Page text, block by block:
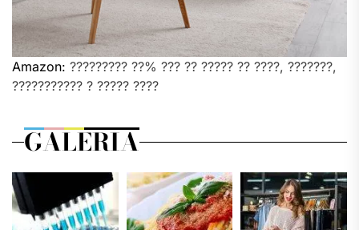
Amazon: ????????? ??% ??? ?? ????? ?? ????, ???????,
??????????? ? ????? ????
GALERIA